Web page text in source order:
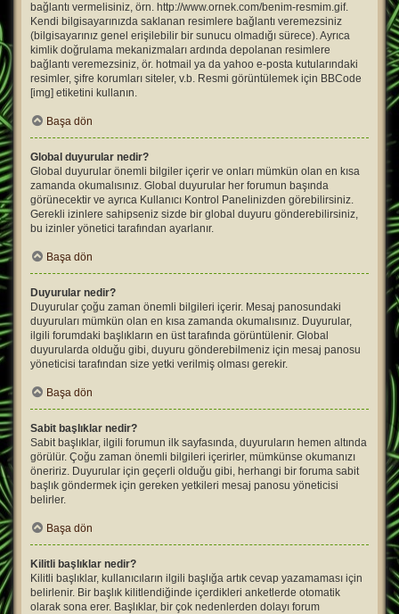
bağlantı vermelisiniz, örn. http://www.ornek.com/benim-resmim.gif.
Kendi bilgisayarınızda saklanan resimlere bağlantı veremezsiniz
(bilgisayarınız genel erişilebilir bir sunucu olmadığı sürece). Ayrıca
kimlik doğrulama mekanizmaları ardında depolanan resimlere
bağlantı veremezsiniz, ör. hotmail ya da yahoo e-posta kutularındaki
resimler, şifre korumları siteler, v.b. Resmi görüntülemek için BBCode
[img] etiketini kullanın.
Başa dön
Global duyurular nedir?
Global duyurular önemli bilgiler içerir ve onları mümkün olan en kısa
zamanda okumalısınız. Global duyurular her forumun başında
görünecektir ve ayrıca Kullanıcı Kontrol Panelinizden görebilirsiniz.
Gerekli izinlere sahipseniz sizde bir global duyuru gönderebilirsiniz,
bu izinler yönetici tarafından ayarlanır.
Başa dön
Duyurular nedir?
Duyurular çoğu zaman önemli bilgileri içerir. Mesaj panosundaki
duyuruları mümkün olan en kısa zamanda okumalısınız. Duyurular,
ilgili forumdaki başlıkların en üst tarafında görüntülenir. Global
duyurularda olduğu gibi, duyuru gönderebilmeniz için mesaj panosu
yöneticisi tarafından size yetki verilmiş olması gerekir.
Başa dön
Sabit başlıklar nedir?
Sabit başlıklar, ilgili forumun ilk sayfasında, duyuruların hemen altında
görülür. Çoğu zaman önemli bilgileri içerirler, mümkünse okumanızı
öneririz. Duyurular için geçerli olduğu gibi, herhangi bir foruma sabit
başlık göndermek için gereken yetkileri mesaj panosu yöneticisi
belirler.
Başa dön
Kilitli başlıklar nedir?
Kilitli başlıklar, kullanıcıların ilgili başlığa artık cevap yazamaması için
belirlenir. Bir başlık kilitlendiğinde içerdikleri anketlerde otomatik
olarak sona erer. Başlıklar, bir çok nedenlerden dolayı forum